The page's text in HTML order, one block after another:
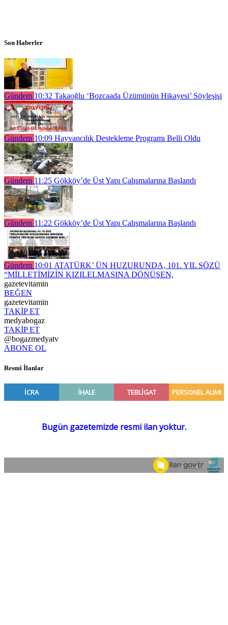
Son Haberler
Gündem 10:32 Takaoğlu ‘Bozcaada Üzümünün Hikayesi’ Söyleşişi
Gündem 10:09 Hayvancılık Destekleme Programı Belli Oldu
Gündem 11:25 Gökköy’de Üst Yapı Çalışmalarına Başlandı
Gündem 11:22 Gökköy’de Üst Yapı Çalışmalarına Başlandı
Gündem 10:01 ATATÜRK’ ÜN HUZURUNDA, 101. YIL SÖZÜ
“MİLLETİMİZİN KIZILELMASINA DÖNÜŞEN,
gazetevitamin
BEĞEN
gazetevitamin
TAKİP ET
medyabogaz
TAKİP ET
@bogazmedyatv
ABONE OL
Resmî İlanlar